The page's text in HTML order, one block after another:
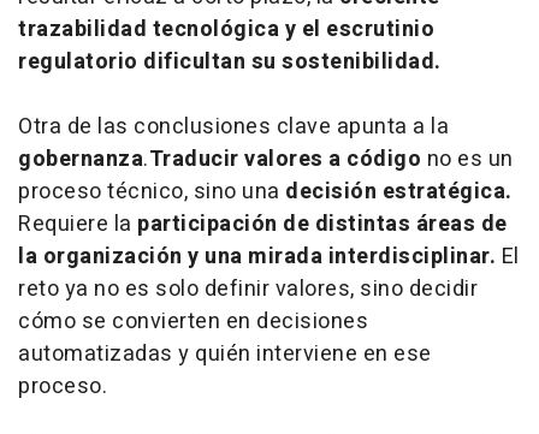
trazabilidad tecnológica y el escrutinio
regulatorio dificultan su sostenibilidad.
Otra de las conclusiones clave apunta a la
gobernanza.Traducir valores a código no es un
proceso técnico, sino una decisión estratégica.
Requiere la participación de distintas áreas de
la organización y una mirada interdisciplinar. El
reto ya no es solo definir valores, sino decidir
cómo se convierten en decisiones
automatizadas y quién interviene en ese
proceso.